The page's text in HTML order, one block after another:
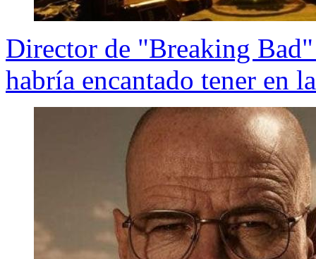
Director de "Breaking
habría encantado tener en